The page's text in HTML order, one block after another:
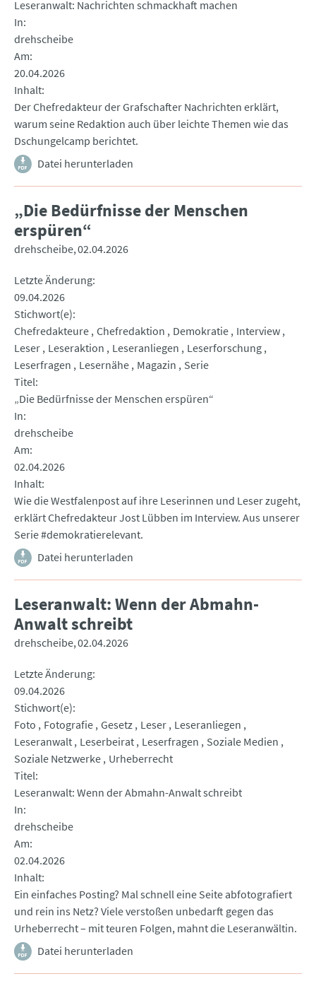
Leseranwalt: Nachrichten schmackhaft machen
In
drehscheibe
Am
20.04.2026
Inhalt
Der Chefredakteur der Grafschafter Nachrichten erklärt,
warum seine Redaktion auch über leichte Themen wie das
Dschungelcamp berichtet.
Datei herunterladen
„Die Bedürfnisse der Menschen
erspüren“
drehscheibe 02.04.2026
Letzte Änderung
09.04.2026
Stichwort(e)
Chefredakteure Chefredaktion Demokratie Interview
Leser Leseraktion Leseranliegen
Leserforschung
Leserfragen
Lesernähe Magazin
Serie
Titel
„Die Bedürfnisse der Menschen erspüren“
In
drehscheibe
Am
02.04.2026
Inhalt
Wie die Westfalenpost auf ihre Leserinnen und Leser zugeht,
erklärt Chefredakteur Jost Lübben im Interview. Aus unserer
Serie #demokratierelevant.
Datei herunterladen
Leseranwalt: Wenn der Abmahn-
Anwalt schreibt
drehscheibe 02.04.2026
Letzte Änderung
09.04.2026
Stichwort(e)
Foto
Fotografie Gesetz Leser Leseranliegen
Leseranwalt Leserbeirat Leserfragen
Soziale Medien
Soziale Netzwerke Urheberrecht
Titel
Leseranwalt: Wenn der Abmahn-Anwalt schreibt
In
drehscheibe
Am
02.04.2026
Inhalt
Ein einfaches Posting? Mal schnell eine Seite abfotografiert
und rein ins Netz? Viele verstoßen unbedarft gegen das
Urheberrecht – mit teuren Folgen, mahnt die Leseranwältin.
Datei herunterladen